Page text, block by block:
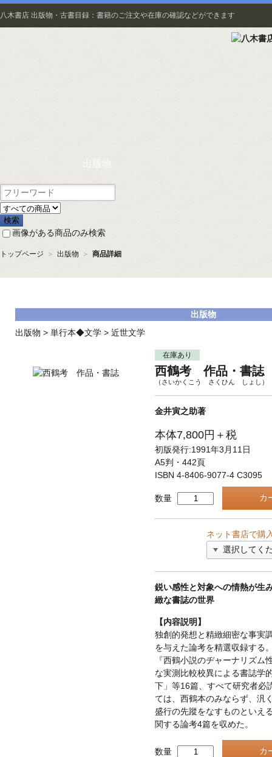
八木書店 出版物・古書目録：書籍のご注文や在庫の確認などができます
出版物
画像がある商品のみ検索
トップページ ＞ 出版物 ＞ 商品詳細
出版物
出版物 > 単行本◆文学 > 近世文学
在庫あり
西鶴考 作品・書誌
（さいかくこう さくひん しょし）
金井寅之助著
本体7,800円＋税
初版発行:1991年3月11日
A5判・442頁
ISBN 4-8406-9077-4 C3095
数量
ネット書店で購
鋭い感性と対象への情熱が生
緻な書誌の世界
【内容説明】
独創的発想と精緻細密な事実
を与えた論考を精選収録する
『西鶴小説のヂャーナリズム
な実測比較校異による書誌学
下」等16篇、すべて研究者必
ては、西鶴本のみならず、汎
盛行の先蹤をなすものといえ
関する論考4篇を収めた。
数量